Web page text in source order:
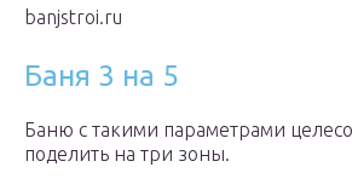
banjstroi.ru
Баня 3 на 5
Баню с такими параметрами
поделить на три зоны.